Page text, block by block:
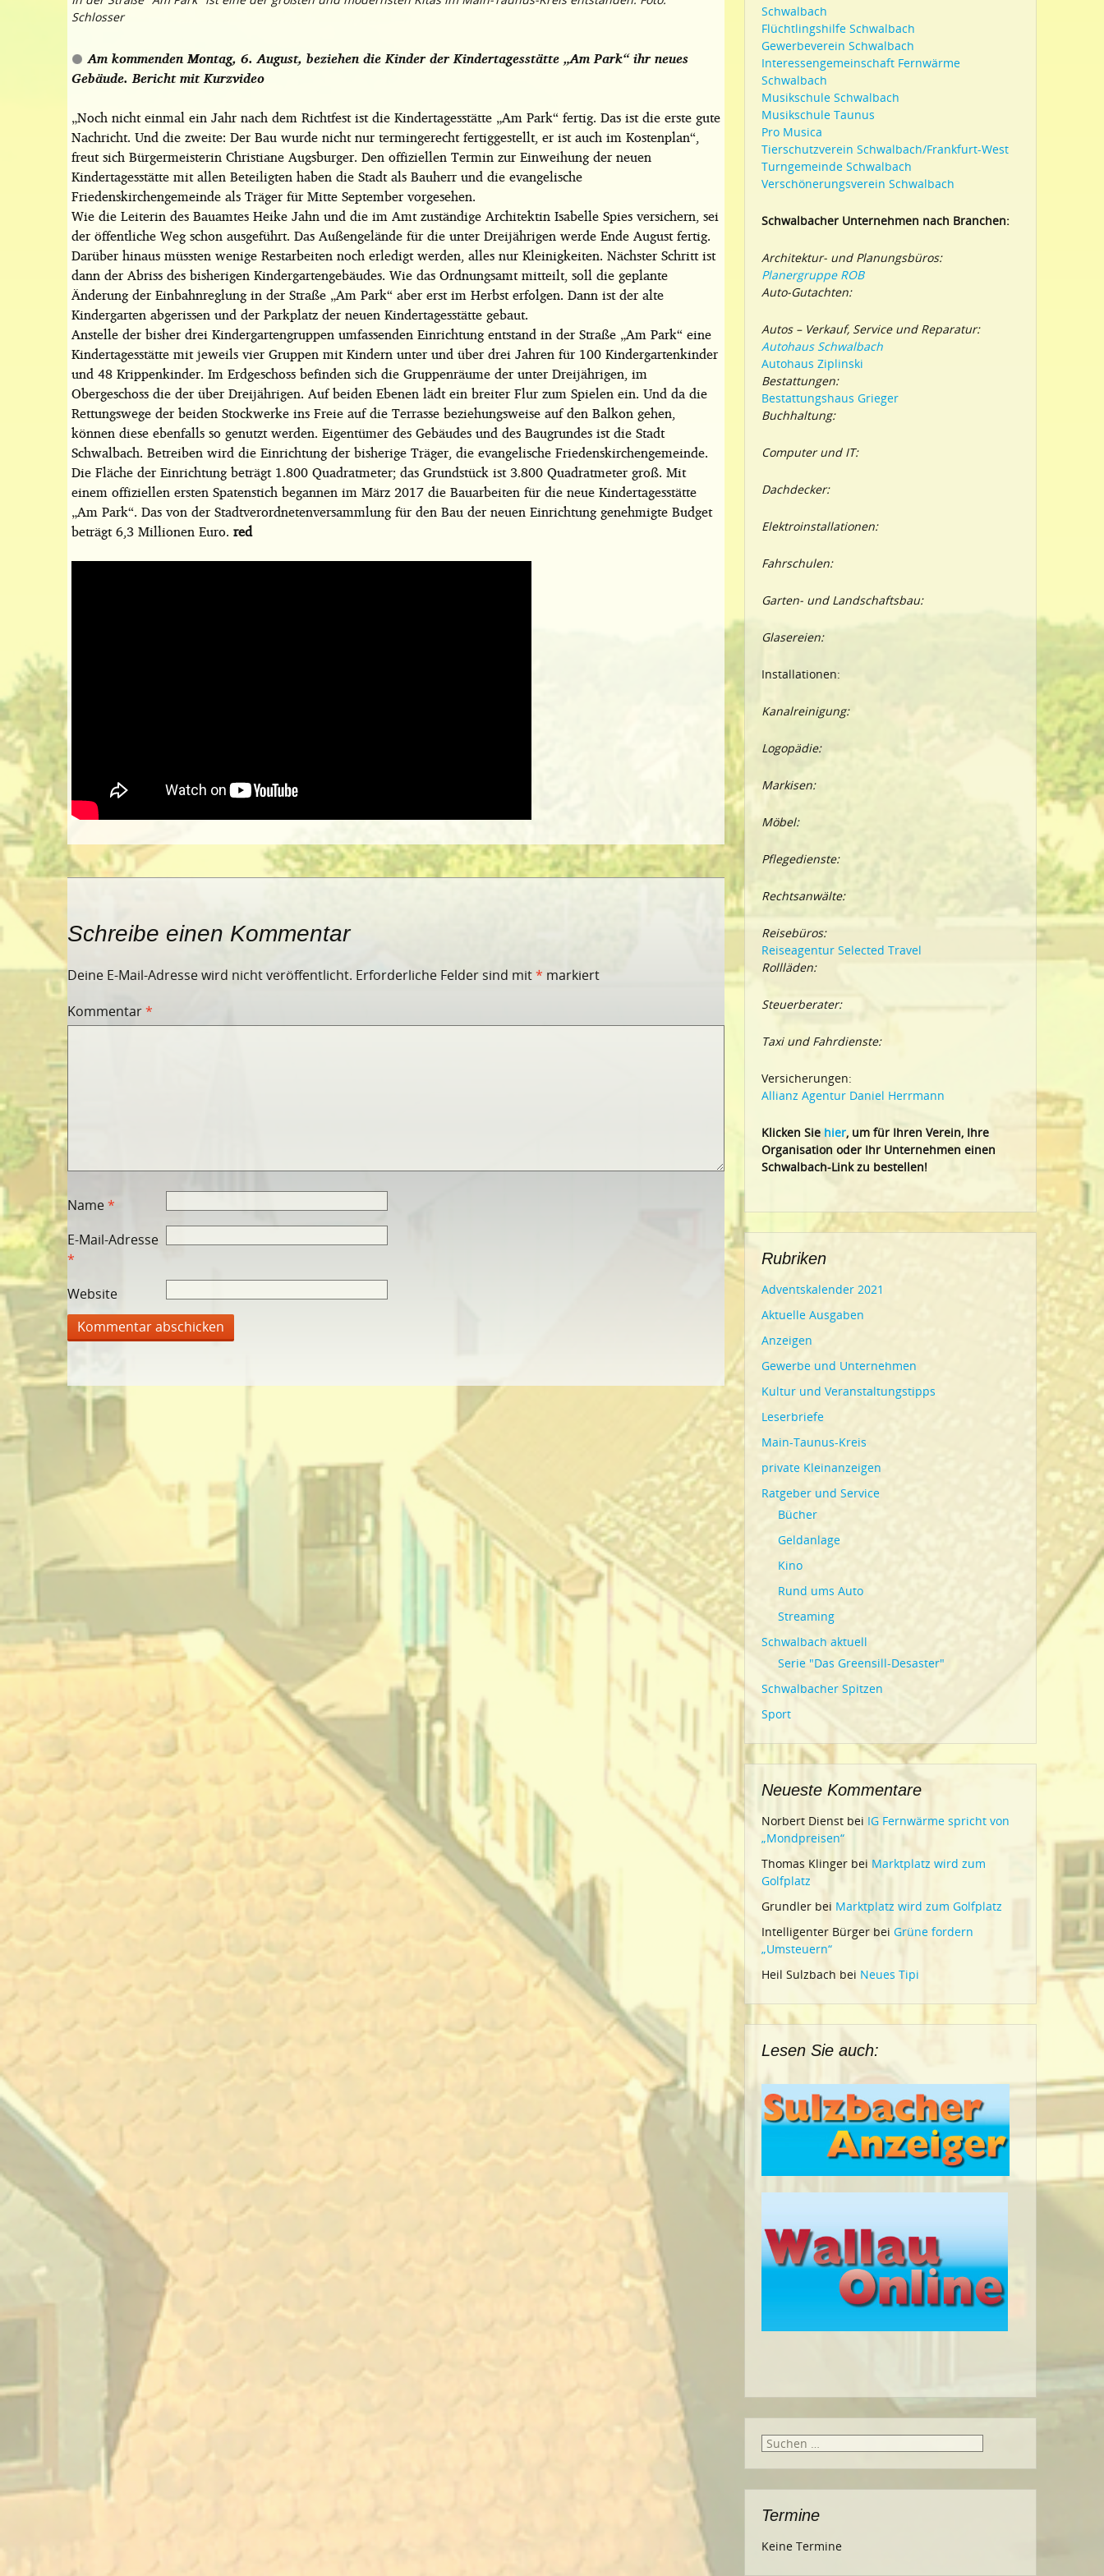
Schlosser
Am kommenden Montag, 6. August, beziehen die Kinder der Kindertagesstätte „Am Park“ ihr neues
Gebäude.Bericht mit Kurzvideo
„Noch nicht einmal ein Jahr nach dem Richtfest ist die Kindertagesstätte „Am Park“ fertig. Das ist die erste gute
Nachricht. Und die zweite: Der Bau wurde nicht nur termingerecht fertiggestellt, er ist auch im Kostenplan“,
freut sich Bürgermeisterin Christiane Augsburger. Den offiziellen Termin zur Einweihung der neuen
Kindertagesstätte mit allen Beteiligten haben die Stadt als Bauherr und die evangelische
Friedenskirchengemeinde als Träger für Mitte September vorgesehen.
Wie die Leiterin des Bauamtes Heike Jahn und die im Amt zuständige Architektin Isabelle Spies versichern, sei
der öffentliche Weg schon ausgeführt. Das Außengelände für die unter Dreijährigen werde Ende August fertig.
Darüber hinaus müssten wenige Restarbeiten noch erledigt werden, alles nur Kleinigkeiten. Nächster Schritt ist
dann der Abriss des bisherigen Kindergartengebäudes. Wie das Ordnungsamt mitteilt, soll die geplante
Änderung der Einbahnreglung in der Straße „Am Park“ aber erst im Herbst erfolgen. Dann ist der alte
Kindergarten abgerissen und der Parkplatz der neuen Kindertagesstätte gebaut.
Anstelle der bisher drei Kindergartengruppen umfassenden Einrichtung entstand in der Straße „Am Park“ eine
Kindertagesstätte mit jeweils vier Gruppen mit Kindern unter und über drei Jahren für 100 Kindergartenkinder
und 48 Krippenkinder. Im Erdgeschoss befinden sich die Gruppenräume der unter Dreijährigen, im
Obergeschoss die der über Dreijährigen. Auf beiden Ebenen lädt ein breiter Flur zum Spielen ein. Und da die
Rettungswege der beiden Stockwerke ins Freie auf die Terrasse beziehungsweise auf den Balkon gehen,
können diese ebenfalls so genutzt werden. Eigentümer des Gebäudes und des Baugrundes ist die Stadt
Schwalbach. Betreiben wird die Einrichtung der bisherige Träger, die evangelische Friedenskirchengemeinde.
Die Fläche der Einrichtung beträgt 1.800 Quadratmeter; das Grundstück ist 3.800 Quadratmeter groß. Mit
einem offiziellen ersten Spatenstich begannen im März 2017 die Bauarbeiten für die neue Kindertagesstätte
„Am Park“. Das von der Stadtverordnetenversammlung für den Bau der neuen Einrichtung genehmigte Budget
beträgt 6,3 Millionen Euro. red
Schreibe einen Kommentar
Deine E-Mail-Adresse wird nicht veröffentlicht. Erforderliche Felder sind mit* markiert
Kommentar*
Name*
E-Mail-Adresse
*
Website
Schwalbach
Flüchtlingshilfe Schwalbach
Gewerbeverein Schwalbach
Interessengemeinschaft Fernwärme
Schwalbach
Musikschule Schwalbach
Musikschule Taunus
Pro Musica
Tierschutzverein Schwalbach/Frankfurt-West
Turngemeinde Schwalbach
Verschönerungsverein Schwalbach
Schwalbacher Unternehmen nach Branchen:
Architektur- und Planungsbüros:
Planergruppe ROB
Auto-Gutachten:
Autos – Verkauf, Service und Reparatur:
Autohaus Schwalbach
Autohaus Ziplinski
Bestattungen:
Bestattungshaus Grieger
Buchhaltung:
Computer und IT:
Dachdecker:
Elektroinstallationen:
Fahrschulen:
Garten- und Landschaftsbau:
Glasereien:
Installationen:
Kanalreinigung:
Logopädie:
Markisen:
Möbel:
Pflegedienste:
Rechtsanwälte:
Reisebüros:
Reiseagentur Selected Travel
Rollläden:
Steuerberater:
Taxi und Fahrdienste:
Versicherungen:
Allianz Agentur Daniel Herrmann
Klicken Siehier, um für Ihren Verein, Ihre
Organisation oder Ihr Unternehmen einen
Schwalbach-Link zu bestellen!
Rubriken
Adventskalender 2021
Aktuelle Ausgaben
Anzeigen
Gewerbe und Unternehmen
Kultur und Veranstaltungstipps
Leserbriefe
Main-Taunus-Kreis
private Kleinanzeigen
Ratgeber und Service
Bücher
Geldanlage
Kino
Rund ums Auto
Streaming
Schwalbach aktuell
Serie "Das Greensill-Desaster"
Schwalbacher Spitzen
Sport
Neueste Kommentare
Norbert Dienst bei IG Fernwärme spricht von
„Mondpreisen“
Thomas Klinger bei Marktplatz wird zum
Golfplatz
Grundler bei Marktplatz wird zum Golfplatz
Intelligenter Bürger bei Grüne fordern
„Umsteuern“
Heil Sulzbach bei Neues Tipi
Lesen Sie auch:
Suche
Termine
Keine Termine